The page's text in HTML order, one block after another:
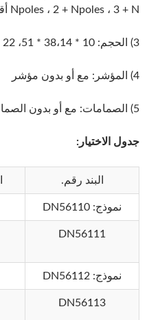
Npoles ، 2 + Npoles ، 3 + N أقطاب.
3) الحجم: 10 * 38،14 * 51، 22 * 58، 10 * 85،14 * 85
4) المؤشر: مع أو بدون مؤشر
5) الصمامات: مع أو بدون الصمامات
جدول الاختيار :
البند رقم.
نموذج: DN56110
DN56111
نموذج: DN56112
DN56113